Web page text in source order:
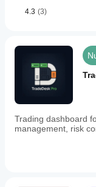
4.3 (3)
Trading dashboard
management, risk